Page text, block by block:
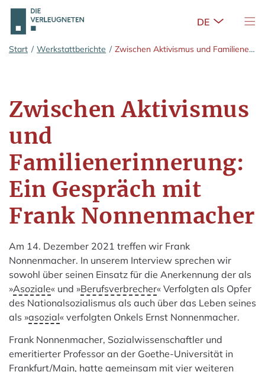
Zum Hauptinhalt springen
Start / Werkstattberichte / Zwischen Aktivismus und Familienerinnerung: Ein Gespräch mit Frank Nonnenmacher
Zwischen Aktivismus
und
Familienerinnerung:
Ein Gespräch mit
Frank Nonnenmacher
Am 14. Dezember 2021 treffen wir Frank
Nonnenmacher. In unserem Interview sprechen wir
sowohl über seinen Einsatz für die Anerkennung der als
»Asoziale« und »Berufsverbrecher« Verfolgten als Opfer
des Nationalsozialismus als auch über das Leben seines
als »asozial« verfolgten Onkels Ernst Nonnenmacher.
Frank Nonnenmacher, Sozialwissenschaftler und
emeritierter Professor an der Goethe-Universität in
Frankfurt/Main, hatte gemeinsam mit vier weiteren